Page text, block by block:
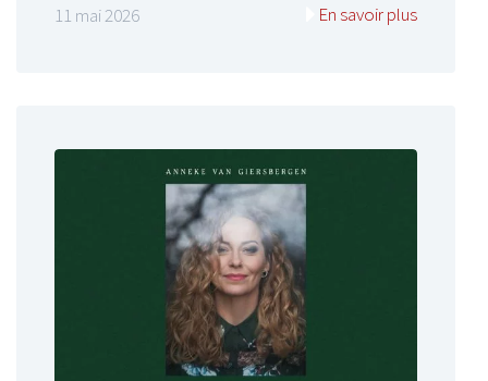
11 mai 2026 En savoir plus